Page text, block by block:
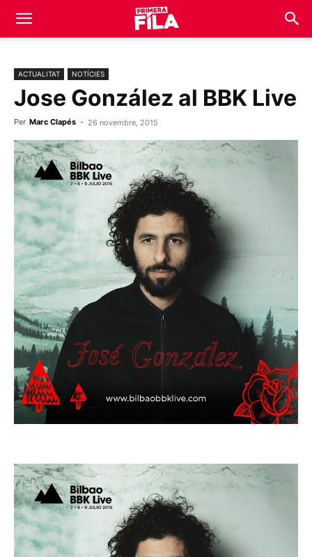
ACTUALITAT NOTÍCIES
Jose González al BBK Live
Per Marc Clapés - 26 novembre, 2015